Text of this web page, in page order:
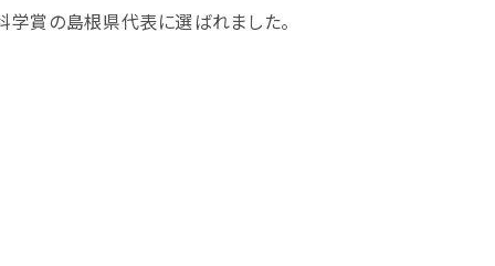
賞の島根県代表に選ばれました。